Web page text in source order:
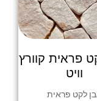
פראית קוורץ
וויט
לקט פראית